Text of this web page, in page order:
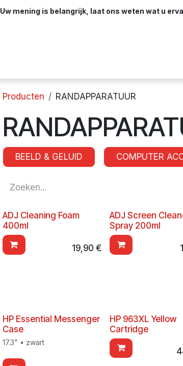
Uw mening is belangrijk, laat ons weten wat u
Producten RANDAPPARATUUR
BEELD & GELUID COMPUTER
ADJ Cleaning Foam
400ml
19,90 €
ADJ Screen
Spray 200ml
HP Essential Messenger
Case
17.3" • zwart
HP 963XL Yellow
Cartridge